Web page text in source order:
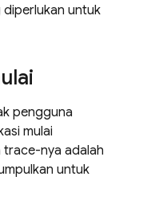
untuk
pengguna
mulai
trace-nya adalah
untuk